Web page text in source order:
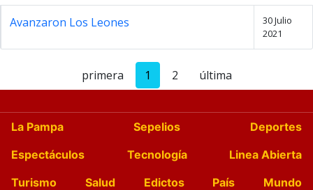
Avanzaron Los Leones
30 Julio
2021
primera 1 2 última
La Pampa Sepelios
Deportes
Espectáculos
Tecnología
Linea Abierta
Turismo
Salud Edictos País
Mundo